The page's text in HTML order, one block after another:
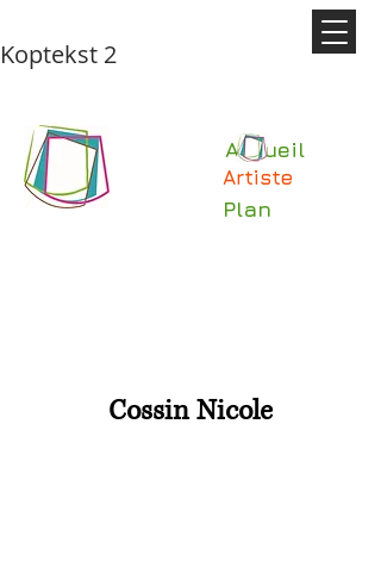
Koptekst 2
Accueil
Artiste
Plan
Cossin Nicole